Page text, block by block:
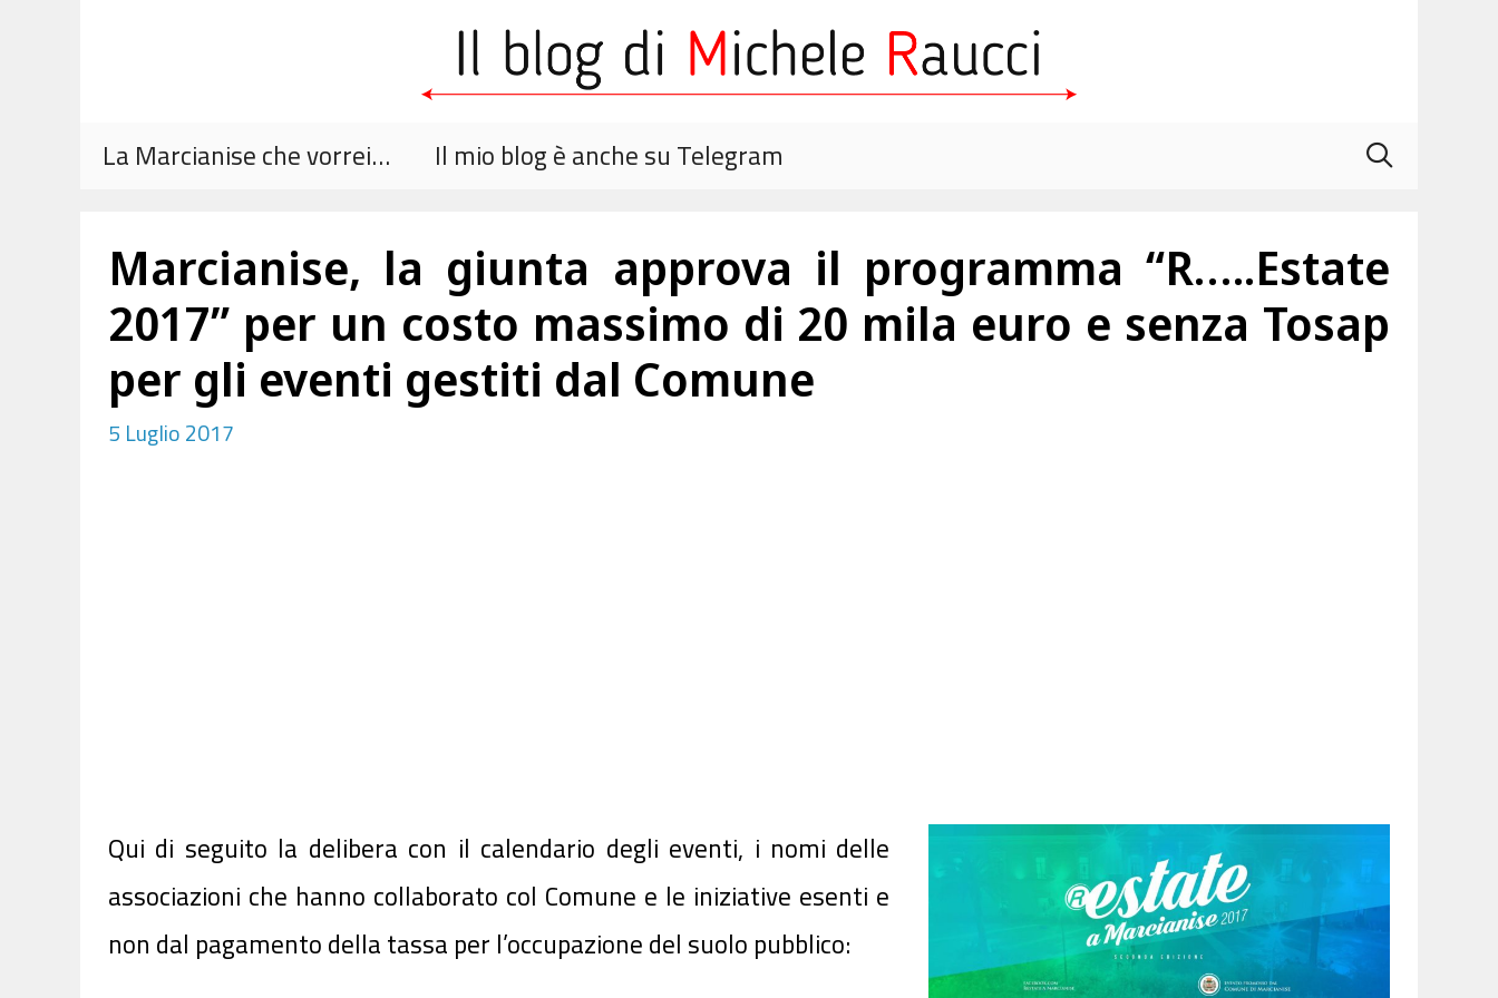
La Marcianise che vorrei… Il mio blog è anche su Telegram
Marcianise, la giunta approva il programma “R…..Estate
2017” per un costo massimo di 20 mila euro e senza Tosap
per gli eventi gestiti dal Comune
5 Luglio 2017
Qui di seguito la delibera con il calendario degli eventi, i nomi delle
associazioni che hanno collaborato col Comune e le iniziative esenti e
non dal pagamento della tassa per l’occupazione del suolo pubblico: